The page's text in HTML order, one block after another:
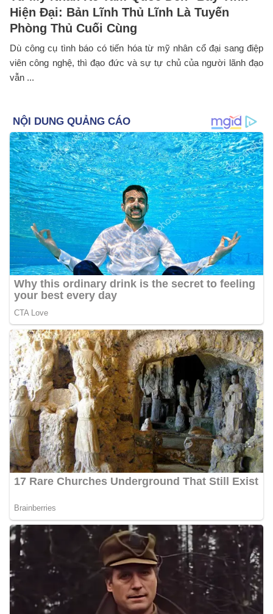
Hiện Đại: Bản Lĩnh Thủ Lĩnh Là Tuyến
Phòng Thủ Cuối Cùng
Dù công cụ tình báo có tiến hóa từ mỹ nhân cổ đại sang điệp
viên công nghệ, thì đạo đức và sự tự chủ của người lãnh đạo
vẫn ...